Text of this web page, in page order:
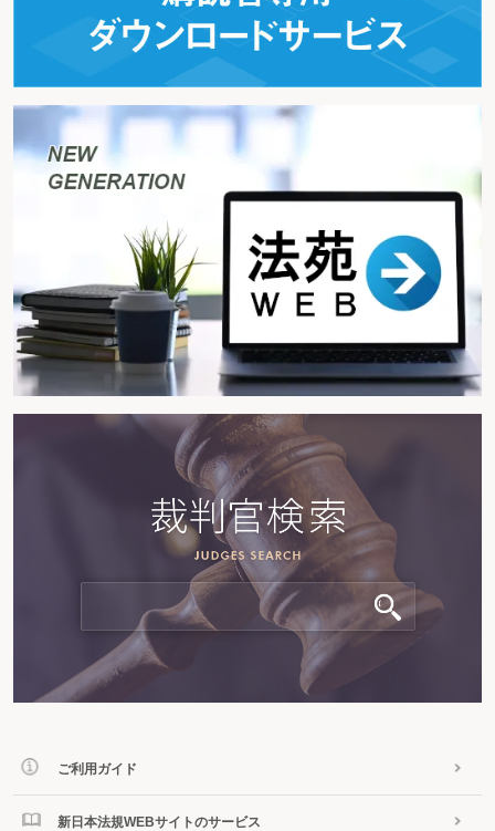
ご利用ガイド
新日本法規WEBサイトのサービス